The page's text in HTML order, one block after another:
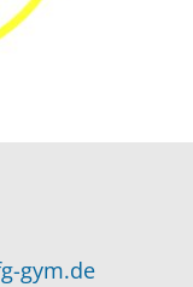
gym.de